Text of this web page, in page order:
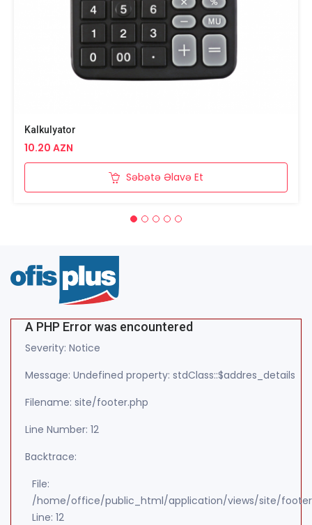
Kalkulyator
10.20 AZN
Səbətə Əlavə Et
A PHP Error was encountered
Severity: Notice
Message: Undefined property: stdClass::$addres_details
Filename: site/footer.php
Line Number: 12
Backtrace:
File:
/home/office/public_html/application/views/site/
Line: 12